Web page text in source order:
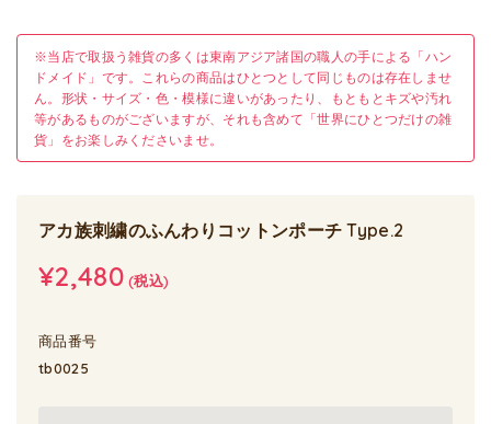
※当店で取扱う雑貨の多くは東南アジア諸国の職人の手による「ハン
ドメイド」です。これらの商品はひとつとして同じものは存在しませ
ん。形状・サイズ・色・模様に違いがあったり、もともとキズや汚れ
等があるものがございますが、それも含めて「世界にひとつだけの雑
貨」をお楽しみくださいませ。
アカ族刺繍のふんわりコットンポーチ Type.2
¥2,480(税込)
商品番号
tb0025